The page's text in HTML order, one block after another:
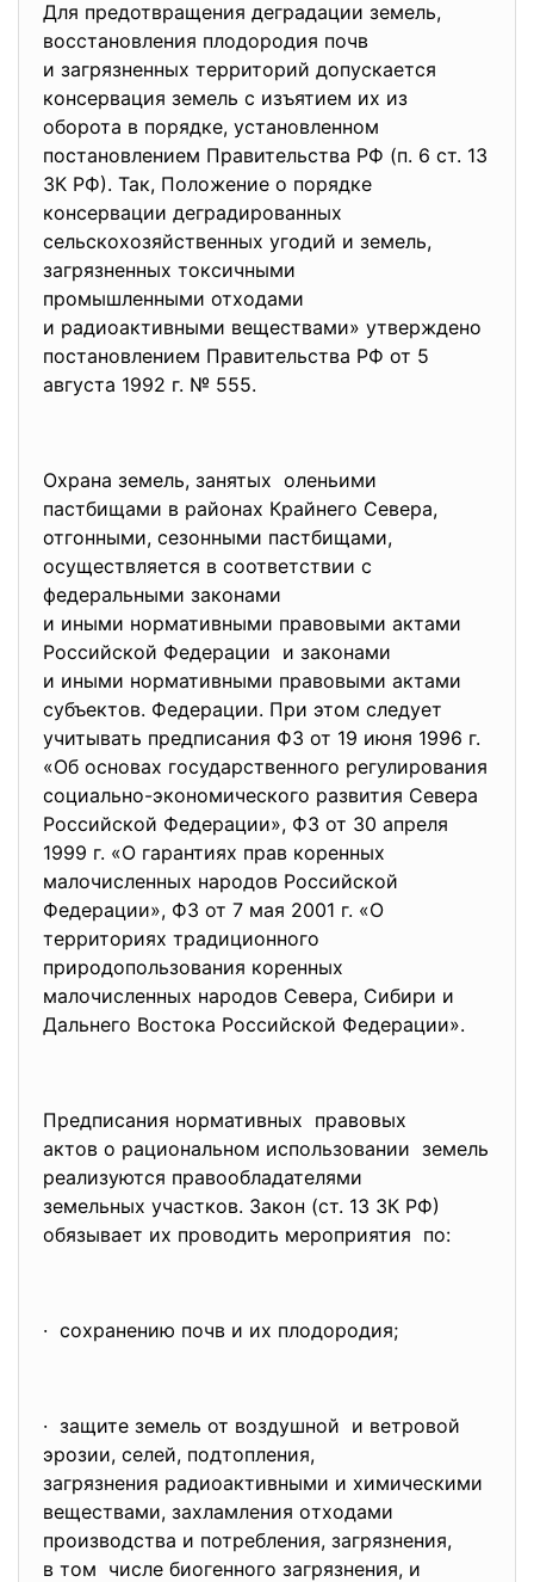
Для предотвращения деградации земель,
восстановления плодородия почв
и загрязненных территорий допускается
консервация земель с изъятием их из
оборота в порядке, установленном
постановлением Правительства РФ (п. 6 ст. 13
ЗК РФ). Так, Положение о порядке
консервации деградированных
сельскохозяйственных угодий и земель,
загрязненных токсичными
промышленными отходами
и радиоактивными веществами» утверждено
постановлением Правительства РФ от 5
августа 1992 г. № 555.
Охрана земель, занятых оленьими
пастбищами в районах Крайнего Севера,
отгонными, сезонными пастбищами,
осуществляется в соответствии с
федеральными законами
и иными нормативными правовыми актами
Российской Федерации и законами
и иными нормативными правовыми актами
субъектов. Федерации. При этом следует
учитывать предписания ФЗ от 19 июня 1996 г.
«Об основах государственного регулирования
социально-экономического развития Севера
Российской Федерации», ФЗ от 30 апреля
1999 г. «О гарантиях прав коренных
малочисленных народов Российской
Федерации», ФЗ от 7 мая 2001 г. «О
территориях традиционного
природопользования коренных
малочисленных народов Севера, Сибири и
Дальнего Востока Российской Федерации».
Предписания нормативных правовых
актов о рациональном использовании земель
реализуются правообладателями
земельных участков. Закон (ст. 13 ЗК РФ)
обязывает их проводить мероприятия по:
· сохранению почв и их плодородия;
· защите земель от воздушной и ветровой
эрозии, селей, подтопления,
загрязнения радиоактивными и химическими
веществами, захламления отходами
производства и потребления, загрязнения,
в том числе биогенного загрязнения, и